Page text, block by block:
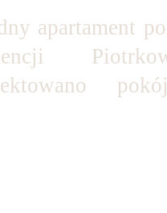
apartament